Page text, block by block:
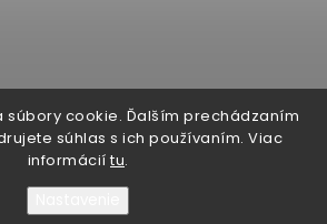
súbory cookie. Ďalším prechádzaním
súhlas s ich používaním. Viac
informácií tu.
& more | ZOE Fashion s.r.o. Župná 6, 945 01